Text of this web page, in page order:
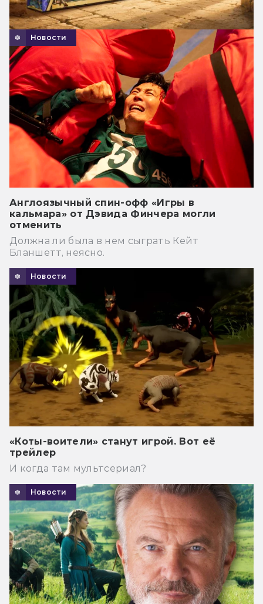
Новости
Англоязычный спин-офф «Игры в
кальмара» от Дэвида Финчера могли
отменить
Должна ли была в нем сыграть Кейт
Бланшетт, неясно.
Новости
«Коты-воители» станут игрой. Вот её
трейлер
И когда там мультсериал?
Новости